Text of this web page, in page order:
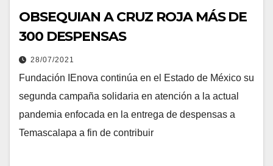
OBSEQUIAN A CRUZ ROJA MÁS DE
300 DESPENSAS
28/07/2021
Fundación IEnova continúa en el Estado de México su
segunda campaña solidaria en atención a la actual
pandemia enfocada en la entrega de despensas a
Temascalapa a fin de contribuir